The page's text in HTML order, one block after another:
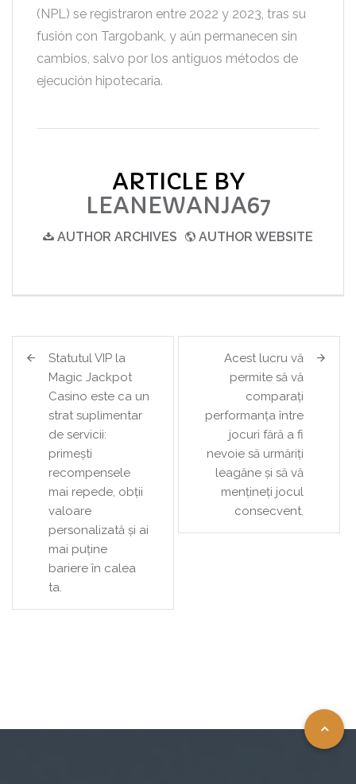
(NPL) se registraron entre 2022 y 2023, tras su
fusión con Targobank, y aún permanecen sin
cambios, salvo por los antiguos métodos de
ejecución hipotecaria.
ARTICLE BY
LEANEWANJA67
AUTHOR ARCHIVES AUTHOR WEBSITE
Post
navigation
Statutul VIP la
Magic Jackpot
Casino este ca un
strat suplimentar
de servicii:
primești
recompensele
mai repede, obții
valoare
personalizată și ai
mai puține
bariere în calea
ta.
Acest lucru vă
permite să vă
comparați
performanța între
jocuri fără a fi
nevoie să urmăriți
leagăne și să vă
mențineți jocul
consecvent.